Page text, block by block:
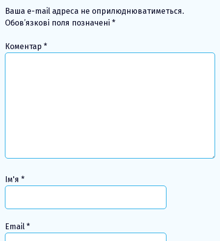
Ваша e-mail адреса не оприлюднюватиметься.
Обов’язкові поля позначені *
Коментар *
Ім'я *
Email *